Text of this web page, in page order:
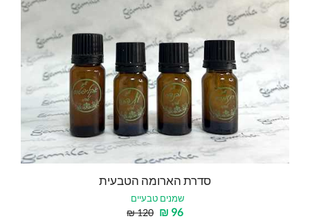
סדרת הארומה הטבעית
שמנים טבעיים
96
₪
120
₪